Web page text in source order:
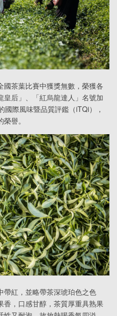
茶葉比賽中獲獎無數，榮獲各
后」、「紅烏龍達人」名號加
際風味暨品質評鑑（iTQi），
譽。
帶紅，並略帶茶深琥珀色之色
，口感甘醇，茶質厚重具熟果